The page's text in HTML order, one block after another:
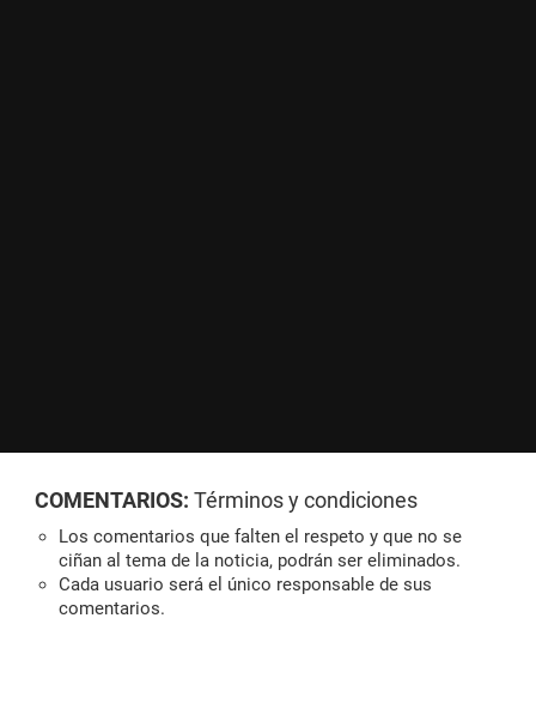
COMENTARIOS: Términos y condiciones
Los comentarios que falten el respeto y que no se
ciñan al tema de la noticia, podrán ser eliminados.
Cada usuario será el único responsable de sus
comentarios.